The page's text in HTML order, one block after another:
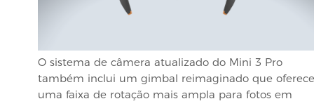
O sistema de câmera atualizado do Mini 3 Pro
também inclui um gimbal reimaginado que oferece
uma faixa de rotação mais ampla para fotos em